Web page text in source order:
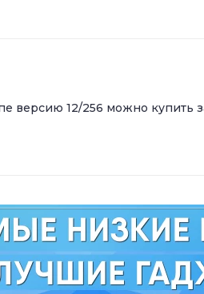
версию 12/256 можно купить